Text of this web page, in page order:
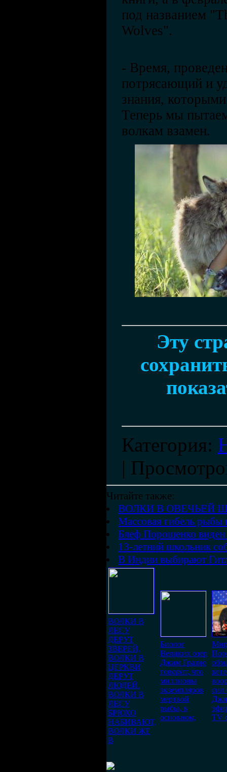
под названием
Wolves".
- Время,
потрясающий и
знания,
Теперь мы
волкам взамен.
Эту
Категория:
|
Читайте также:
ВОЛКИ В ОВЕЧЬЕЙ
Массовая гибель
Блеф Порошенко
13-летний школьник
В Индии выбирают
ВОЛКИ В
ЛЕСУ
ДЕРУТ
ЗВЕРЕЙ,
ВОЛКИ В
ЦЕРКВИ
ДЕРУТ
ЛЮДЕЙ.
ВОЛКИ В
ЛЕСУ
БРЮХО
НАБИВАЮТ,
ВОЛКИ ЖЕ
В
Биолог
Великих озер
Джим Гразио
говорит, что
миллионы
экземпляров
мертвой
рыбы, в
основном,
TV